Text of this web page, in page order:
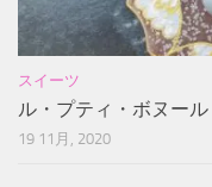
スイーツ
ル・プティ・ボヌー
19 11月, 2020